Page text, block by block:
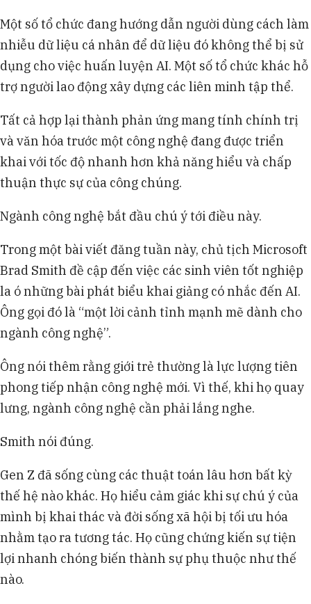
Một số tổ chức đang hướng dẫn người dùng cách làm
nhiễu dữ liệu cá nhân để dữ liệu đó không thể bị sử
dụng cho việc huấn luyện AI. Một số tổ chức khác hỗ
trợ người lao động xây dựng các liên minh tập thể.
Tất cả hợp lại thành phản ứng mang tính chính trị
và văn hóa trước một công nghệ đang được triển
khai với tốc độ nhanh hơn khả năng hiểu và chấp
thuận thực sự của công chúng.
Ngành công nghệ bắt đầu chú ý tới điều này.
Trong một bài viết đăng tuần này, chủ tịch Microsoft
Brad Smith đề cập đến việc các sinh viên tốt nghiệp
la ó những bài phát biểu khai giảng có nhắc đến AI.
Ông gọi đó là “một lời cảnh tỉnh mạnh mẽ dành cho
ngành công nghệ”.
Ông nói thêm rằng giới trẻ thường là lực lượng tiên
phong tiếp nhận công nghệ mới. Vì thế, khi họ quay
lưng, ngành công nghệ cần phải lắng nghe.
Smith nói đúng.
Gen Z đã sống cùng các thuật toán lâu hơn bất kỳ
thế hệ nào khác. Họ hiểu cảm giác khi sự chú ý của
mình bị khai thác và đời sống xã hội bị tối ưu hóa
nhằm tạo ra tương tác. Họ cũng chứng kiến sự tiện
lợi nhanh chóng biến thành sự phụ thuộc như thế
nào.